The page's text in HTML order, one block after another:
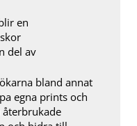
bland annat
egna prints och
återbrukade